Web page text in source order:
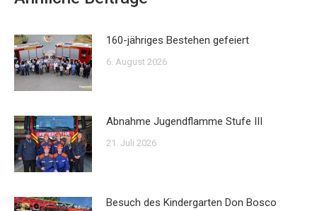
160-jähriges Bestehen gefeiert
6. August 2026
Abnahme Jugendflamme Stufe III
21. Juli 2026
Besuch des Kindergarten Don Bosco